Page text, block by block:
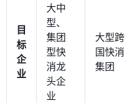
目
标
企
业
大中
型、
集团
型快
消龙
头企
业
大型跨
国快消
集团